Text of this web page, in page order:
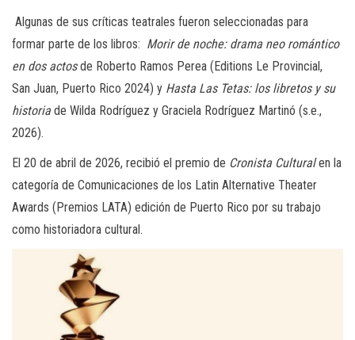
Algunas de sus críticas teatrales fueron seleccionadas para
formar parte de los libros: Morir de noche: drama neo romántico
en dos actosde Roberto Ramos Perea (Editions Le Provincial,
San Juan, Puerto Rico 2024) y Hasta Las Tetas: los libretos y su
historiade Wilda Rodríguez y Graciela Rodríguez Martinó (s.e.,
2026).
El 20 de abril de 2026, recibió el premio de Cronista Culturalen la
categoría de Comunicaciones de los Latin Alternative Theater
Awards (Premios LATA) edición de Puerto Rico por su trabajo
como historiadora cultural.